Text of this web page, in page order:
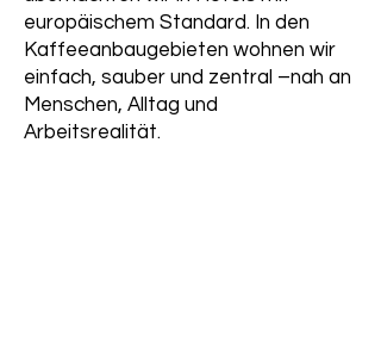
europäischem Standard. In den
Kaffeeanbaugebieten wohnen wir
einfach, sauber und zentral –nah an
Menschen, Alltag und
Arbeitsrealität.